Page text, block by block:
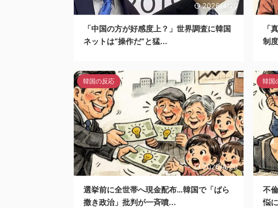
2026/4/20
「中国の方が好感度上？」世界調査に韓国
ネットは“操作だ”と猛...
「
制
2026/4/20
韓国の反応
選挙前に全世帯へ現金配布…韓国で「ばら
撒き政治」批判が一斉噴...
韓国
不
悩